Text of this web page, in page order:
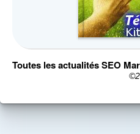
Toutes les actualités SEO